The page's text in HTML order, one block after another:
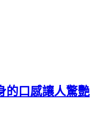
的口感讓人驚艷